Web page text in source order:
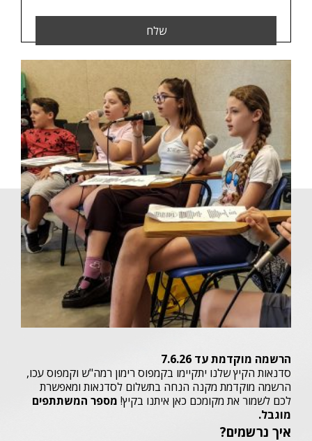
הרשמה מוקדמת עד 7.6.26
סדנאות הקיץ שלנו יתקיימו בקמפוס רימון רמה"ש וקמפוס עכו,
הרשמה מוקדמת מקנה הנחה בתשלום לסדנאות ומאפשרת
לכם לשמור את מקומכם כאן איתנו בקיץ! מספר המשתתפים
מוגבל.
איך נרשמים?